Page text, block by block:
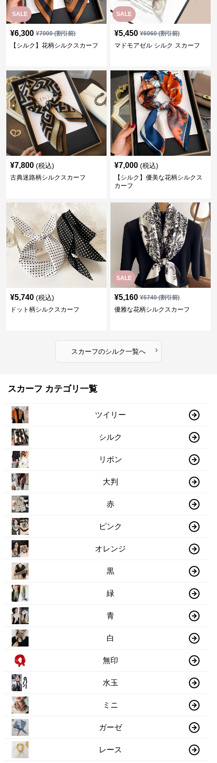
SALE
¥6,300 ¥7000(割引前)
【シルク】花柄シルクスカーフ
SALE
¥5,450 ¥6060(割引前)
マドモアゼル シルク スカーフ
¥7,800 (税込)
古典迷路柄シルクスカーフ
¥7,000 (税込)
【シルク】優美な花柄シルクス
カーフ
¥5,740 (税込)
ドット柄シルクスカーフ
SALE
¥5,160 ¥5740(割引前)
優雅な花柄シルクスカーフ
スカーフのシルク一覧へ ›
スカーフ カテゴリ一覧
ツイリー
シルク
リボン
大判
赤
ピンク
オレンジ
黒
緑
青
白
無印
水玉
ミニ
ガーゼ
レース